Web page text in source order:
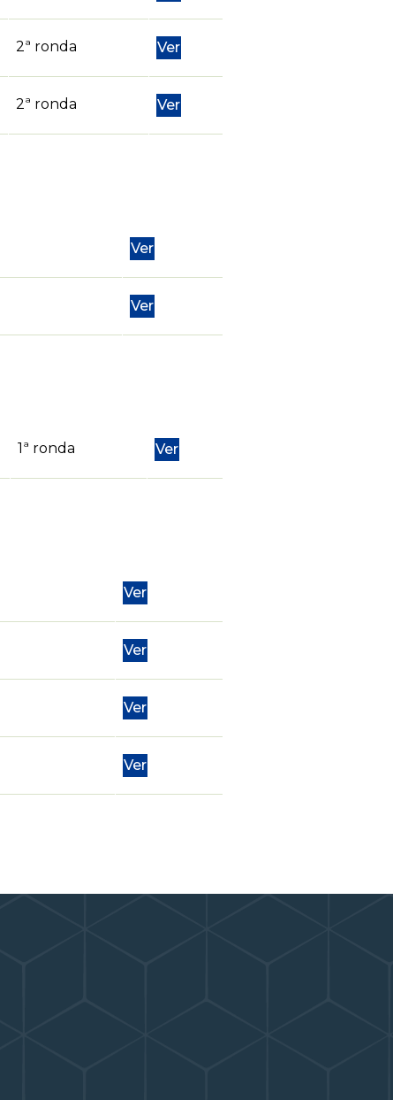
2ª ronda Ver
2ª ronda Ver
Ver
Ver
1ª ronda Ver
Ver
Ver
Ver
Ver